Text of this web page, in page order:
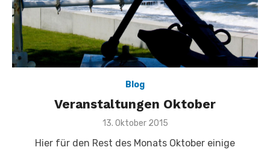
Blog
Veranstaltungen Oktober
Veröffentlicht
13. Oktober 2015
Hier für den Rest des Monats Oktober einige